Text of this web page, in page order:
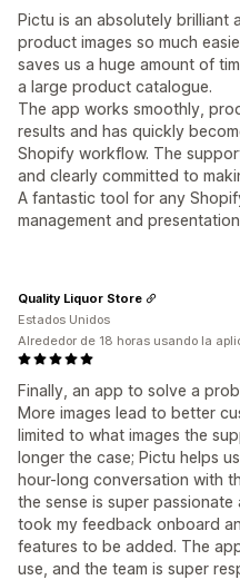
Pictu is an absolutely brilliant
product images so much
saves us a huge amount of
a large product catalogue.
The app works smoothly,
results and has quickly
Shopify workflow. The
and clearly committed to
A fantastic tool for any
management and
Finally, an app to solve a
More images lead to better
limited to what images the
longer the case; Pictu helps
hour-long conversation with
the sense is super
took my feedback onboard
features to be added. The
use, and the team is super
Quality Liquor Store
Estados Unidos
Alrededor de 18 horas usando la